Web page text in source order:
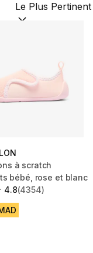
Trier par :
à scratch
bébé, rose et blanc
4.8
5 stars from 4354
(4354)